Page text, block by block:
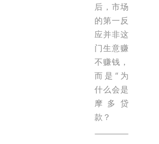
后，市场
的第一反
应并非这
门生意赚
不赚钱，
而是“为
什么会是
摩多贷
款？